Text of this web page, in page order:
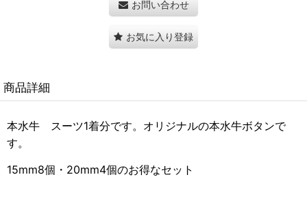
お問い合わせ
お気に入り登録
商品詳細
本水牛 スーツ1着分です。オリジナルの本水牛ボタンで
す。
15mm8個・20mm4個のお得なセット